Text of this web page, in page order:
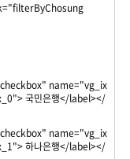
name="vg_ix
국민은행</label></
name="vg_ix
하나은행</label></